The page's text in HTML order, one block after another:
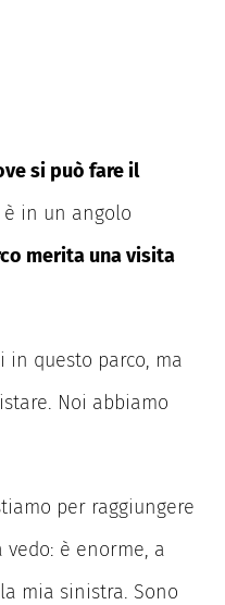
si può fare il
è in un angolo
merita una visita
questo parco, ma
Noi abbiamo
per raggiungere
vedo: è enorme, a
mia sinistra. Sono